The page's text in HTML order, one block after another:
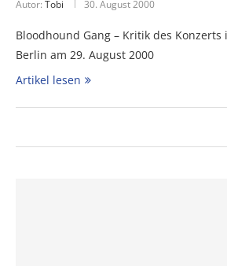
Autor: Tobi 30. August 2000
Bloodhound Gang – Kritik des
Berlin am 29. August 2000
Artikel lesen